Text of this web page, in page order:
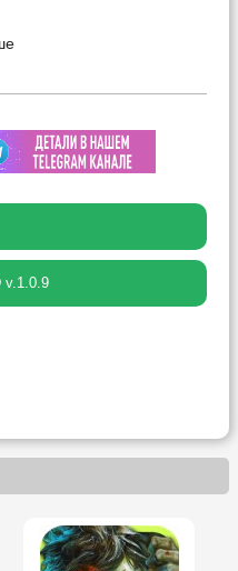
v.1.0.9